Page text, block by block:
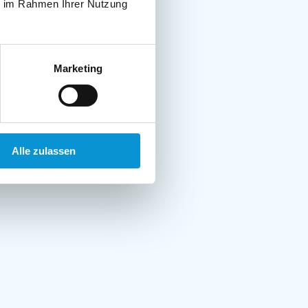
Rahmen Ihrer Nutzung
Marketing
Alle zulassen